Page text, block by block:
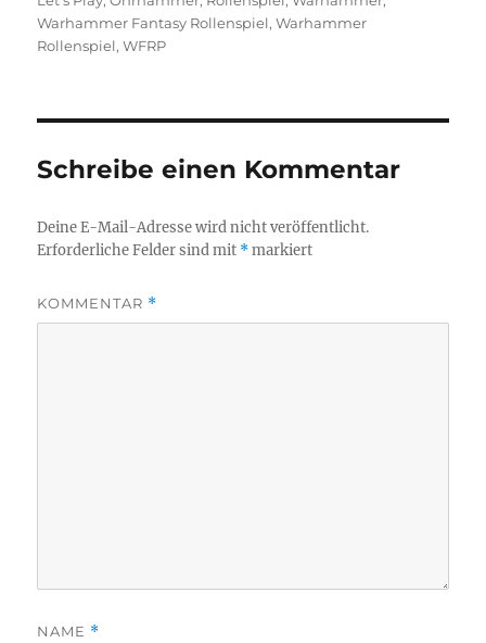
Warhammer Fantasy Rollenspiel,Warhammer
Rollenspiel,WFRP
Schreibe einen Kommentar
Deine E-Mail-Adresse wird nicht veröffentlicht.
Erforderliche Felder sind mit *markiert
KOMMENTAR *
NAME *